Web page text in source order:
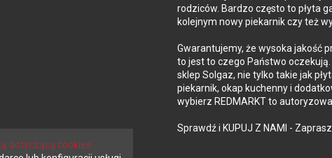
24 miesięce / z opcją darmowego przedłużenia po
rodziców. Bardzo często to płyta
kolejnym nowy piekarnik czy też
Gwarantujemy, że wysoka jakość
to jest to czego Państwo
sklep Solgaz, nie tylko takie jak
piekarnik, okap kuchenny i
wybierz REDMARKT to
Sprawdź i KUPUJ Z NAMI -
dotyczącą cookies.